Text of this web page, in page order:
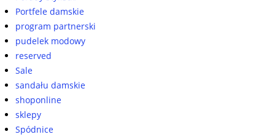
Portfele damskie
program partnerski
pudelek modowy
reserved
Sale
sandału damskie
shoponline
sklepy
Spódnice